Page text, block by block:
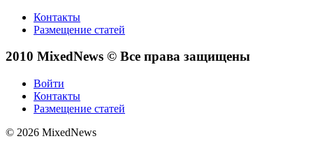
Контакты
Размещение статей
2010 MixedNews © Все права защищены
Войти
Контакты
Размещение статей
© 2026 MixedNews